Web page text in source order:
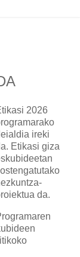
2026
ireki
Etikasi giza
da.